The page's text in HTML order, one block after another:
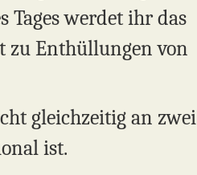
Tages werdet ihr das
zu Enthüllungen von
gleichzeitig an zwei
ist.